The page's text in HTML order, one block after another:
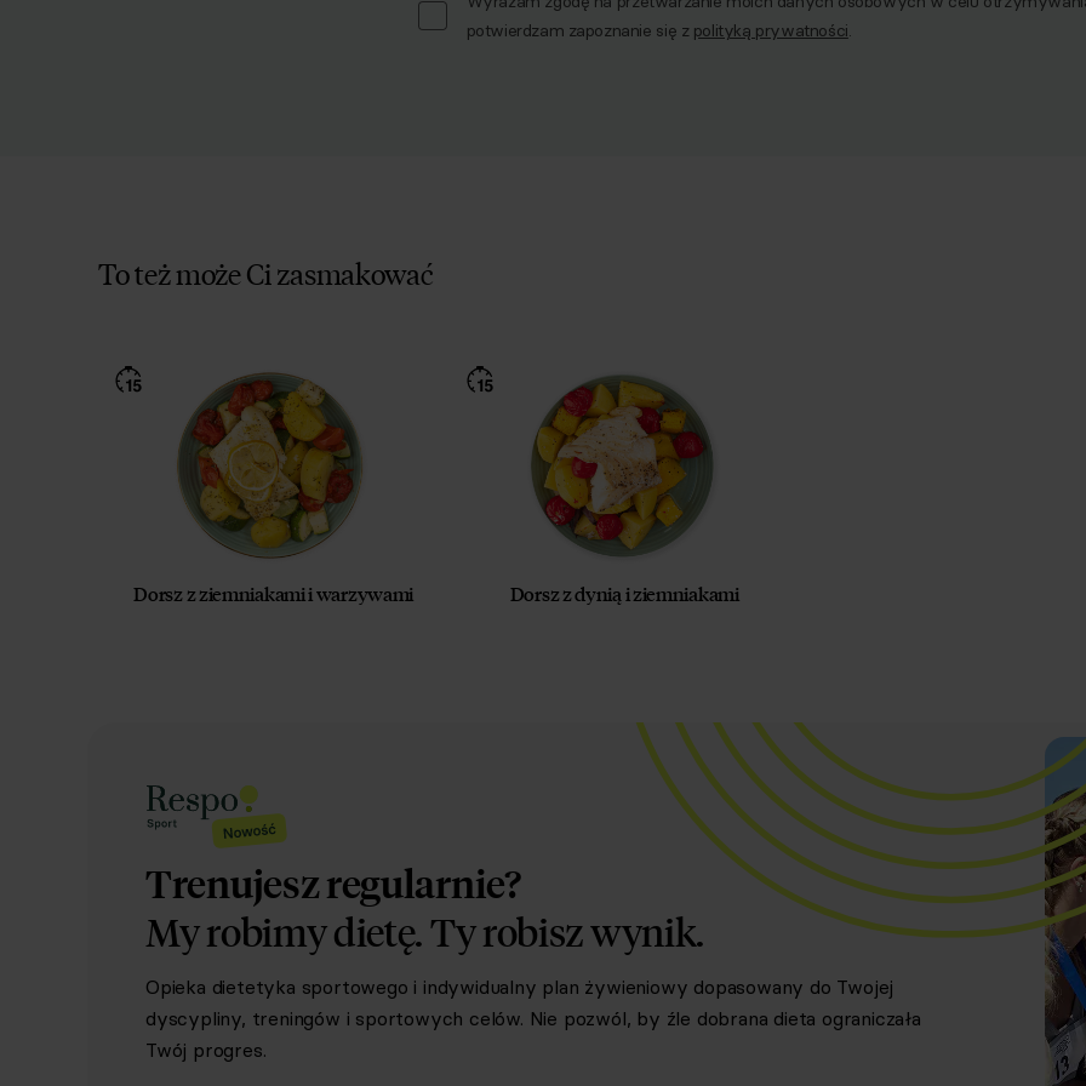
potwierdzam zapoznanie się z polityką prywatności.
To też może Ci zasmakować
Dorsz z ziemniakami i warzywami Dorsz z dynią i ziemniakami
Trenujesz regularnie?
My robimy dietę.Ty robisz wynik.
Opieka dietetyka sportowego i indywidualny plan żywieniowy dopasowany do Twojej
dyscypliny, treningów i sportowych celów. Nie pozwól, by źle dobrana dieta ograniczała
Twój progres.